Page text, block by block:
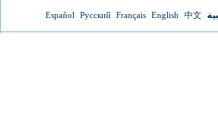
Jump to navigation
中文
English
Français
Русский
Español